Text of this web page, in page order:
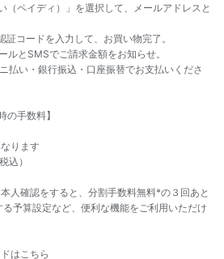
ペイディ）」を選択して、メールアドレスと
コードを入力して、お買い物完了。
とSMSでご請求金額をお知らせ。
い・銀行振込・口座振替でお支払いくださ
の手数料】
ります
込）
人確認をすると、分割手数料無料*の３回あと
予算設定など、便利な機能をご利用いただけ
はこちら